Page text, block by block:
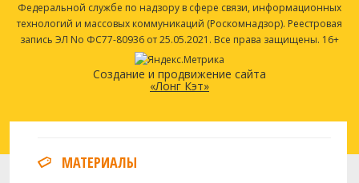
Федеральной службе по надзору в сфере связи, информационных
технологий и массовых коммуникаций (Роскомнадзор). Реестровая
запись ЭЛ No ФС77-80936 от 25.05.2021. Все права защищены. 16+
Создание и продвижение сайта
«Лонг Кэт»
МАТЕРИАЛЫ